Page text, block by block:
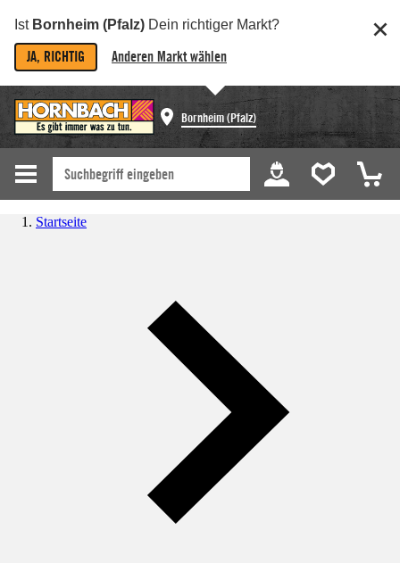
Ist Bornheim (Pfalz) Dein richtiger Markt?
JA, RICHTIG Anderen Markt wählen
Bornheim (Pfalz)
Startseite